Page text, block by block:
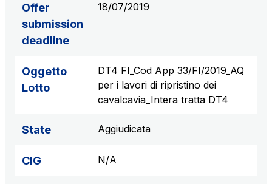
Network Km: 32
Concession expiring in 2032
Network Km: 55
Concession expiring in 2028
Network Km: 20
Offer
submission
deadline
18/07/2019
Oggetto
Lotto
DT4 FI_Cod App 33/FI/2019_AQ
per i lavori di ripristino dei
cavalcavia_Intera tratta DT4
State Aggiudicata
CIG N/A